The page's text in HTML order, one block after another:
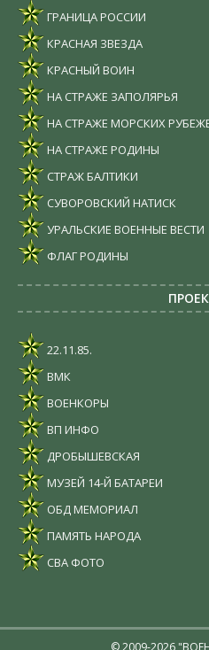
ГРАНИЦА РОССИИ
КРАСНАЯ ЗВЕЗДА
КРАСНЫЙ ВОИН
НА СТРАЖЕ ЗАПОЛЯРЬЯ
НА СТРАЖЕ МОРСКИХ
НА СТРАЖЕ РОДИНЫ
СТРАЖ БАЛТИКИ
СУВОРОВСКИЙ НАТИСК
УРАЛЬСКИЕ ВОЕННЫЕ ВЕСТИ
ФЛАГ РОДИНЫ
22.11.85.
ВМК
ВОЕНКОРЫ
ВП ИНФО
ДРОБЫШЕВСКАЯ
МУЗЕЙ 14-Й БАТАРЕИ
ОБД МЕМОРИАЛ
ПАМЯТЬ НАРОДА
СВА ФОТО